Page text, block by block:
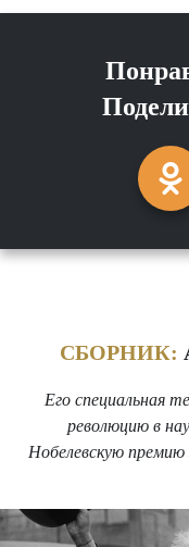
СБОРНИК:
Его специальная
революцию в
Нобелевскую